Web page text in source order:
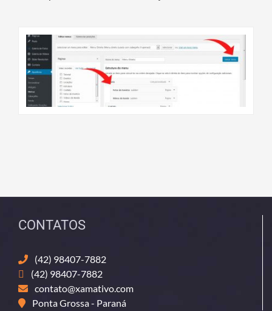
CONTATOS
(42) 98407-7882
(42) 98407-7882
contato@xamativo.com
Ponta Grossa - Paraná